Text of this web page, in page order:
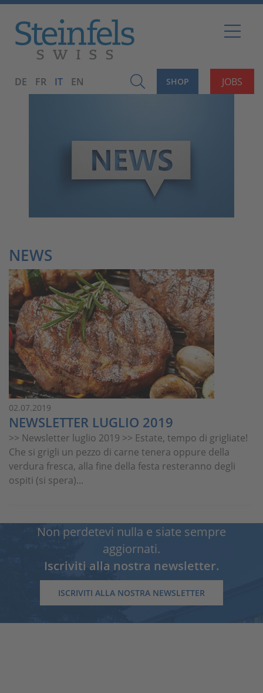
JOBS
SHOP
DE FR IT EN
NEWS
02.07.2019
NEWSLETTER LUGLIO 2019
>> Newsletter luglio 2019 >> Estate, tempo di grigliate!
Che si grigli un pezzo di carne tenera oppure della
verdura fresca, alla fine della festa resteranno degli
ospiti (si spera)...
Non perdetevi nulla e siate sempre
aggiornati.
Iscriviti alla nostra newsletter.
ISCRIVITI ALLA NOSTRA NEWSLETTER